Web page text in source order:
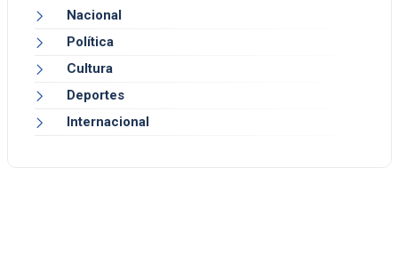
Nacional
Política
Cultura
Deportes
Internacional